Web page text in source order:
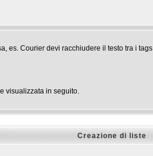
es. Courier devi racchiudere il testo tra i tags
visualizzata in seguito.
Creazione di liste